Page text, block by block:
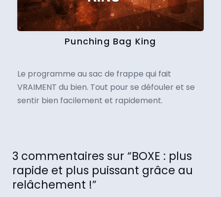
Punching Bag King
Le programme au sac de frappe qui fait
VRAIMENT du bien. Tout pour se défouler et se
sentir bien facilement et rapidement.
3 commentaires sur “BOXE : plus
rapide et plus puissant grâce au
relâchement !”